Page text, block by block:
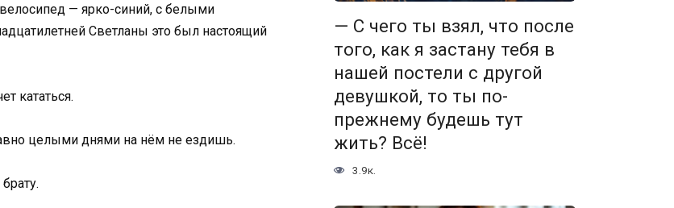
— ярко-синий, с белыми
Светланы это был настоящий
кататься.
целыми днями на нём не ездишь.
— С чего ты взял, что после
того, как я застану тебя в
нашей постели с другой
девушкой, то ты по-
прежнему будешь тут
жить? Всё!
3.9к.